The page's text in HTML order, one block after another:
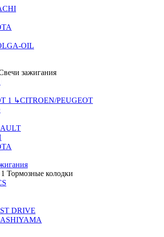
OIL
зажигания
↳CITROEN/PEUGEOT
Тормозные колодки
DRIVE